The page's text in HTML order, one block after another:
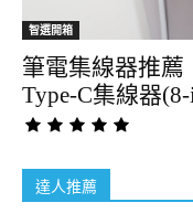
智選開箱
筆電集線器推薦
Type-C集線器
達人推薦